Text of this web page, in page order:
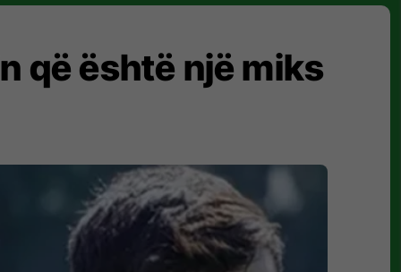
që është një miks